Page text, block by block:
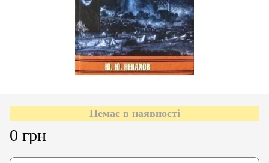
Немає в наявності
0 грн